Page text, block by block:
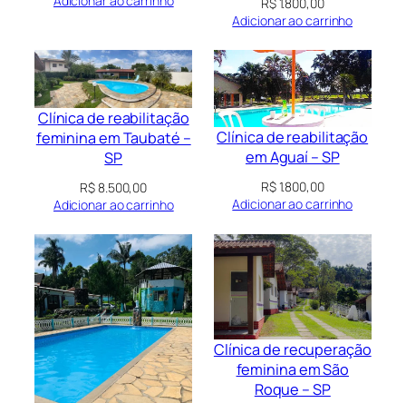
Adicionar ao carrinho
Clínica de reabilitação
feminina em Taubaté –
SP
R$8.500,00
Adicionar ao carrinho
Clínica de reabilitação
em Aguaí – SP
R$1.800,00
Adicionar ao carrinho
Clínica de recuperação
feminina em São
Roque – SP